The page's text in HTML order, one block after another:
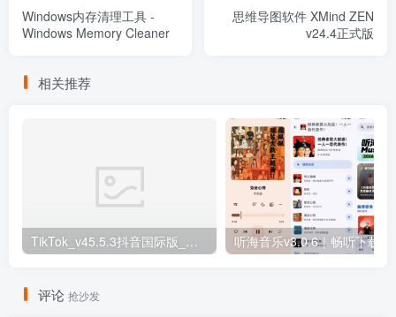
Windows内存清理工具 -
Windows Memory Cleaner
思维导图软件 XMind ZEN
v24.4正式版
相关推荐
TikTok_v45.5.3抖音国际版_免拔卡解锁全球版
评论 抢沙发